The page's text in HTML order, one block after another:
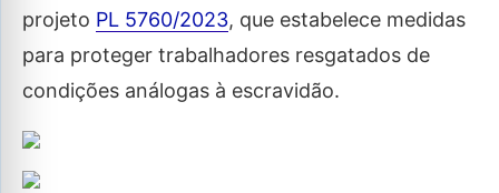
projeto PL 5760/2023, que estabelece medidas
para proteger trabalhadores resgatados de
condições análogas à escravidão.